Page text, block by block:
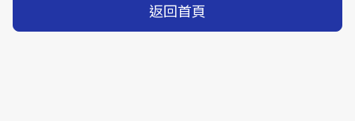
返回首頁